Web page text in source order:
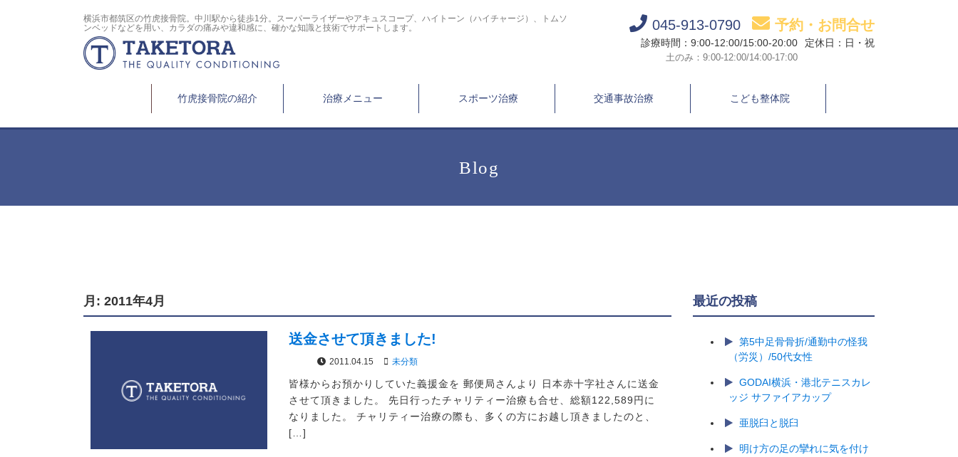
横浜市都筑区の竹虎接骨院。中川駅から徒歩1分。スーパーライザーやアキュスコープ、ハイトーン（ハイチャージ）、トムソ
ンベッドなどを用い、カラダの痛みや違和感に、確かな知識と技術でサポートします。
045-913-0790 予約・お問合せ
診療時間：9:00-12:00/15:00-20:00
土のみ：9:00-12:00/14:00-17:00
定休日：日・祝
竹虎接骨院の紹介 治療メニュー スポーツ治療 交通事故治療 こども整体院
Blog
月: 2011年4月
送金させて頂きました!
2011.04.15 未分類
皆様からお預かりしていた義援金を 郵便局さんより 日本赤十字社さんに送金
させて頂きました。 先日行ったチャリティー治療も合せ、総額122,589円に
なりました。 チャリティー治療の際も、多くの方にお越し頂きましたのと、
[…]
最近の投稿
第5中足骨骨折/通勤中の怪我
（労災）/50代女性
GODAI横浜・港北テニスカレ
ッジ サファイアカップ
亜脱臼と脱臼
明け方の足の攣れに気を付け